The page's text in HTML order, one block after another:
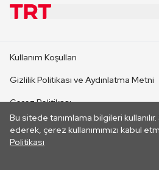
Bu sitede tanımlama bilgileri
ederek, çerez kullanımımızı kabul
Politikası
CANLI YAYINLAR
Kullanım Koşulları
Gizlilik Politikası ve Aydınlatma Metni
Çerez Politikası
İletişim
Her hakkı saklıdır. ©2026 TRT.